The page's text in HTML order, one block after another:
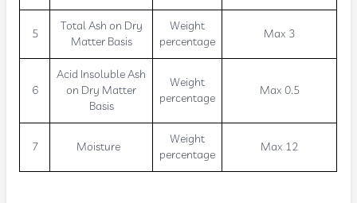
5
Total Ash on Dry
Matter Basis
Weight
percentage
Max 3
6
Acid Insoluble Ash
on Dry Matter
Basis
Weight
percentage
Max 0.5
7 Moisture
Weight
percentage
Max 12